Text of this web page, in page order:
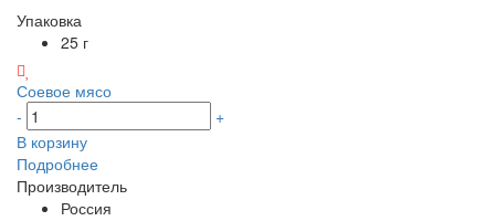
Упаковка
25 г
Соевое мясо
-
+
В корзину
Подробнее
Производитель
Россия